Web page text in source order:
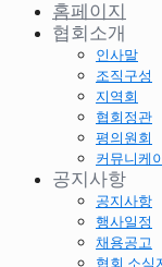
홈페이지
협회소개
인사말
조직구성
지역회
협회정관
평의원회
커뮤니케
공지사항
공지사항
행사일정
채용공고
협회 소식